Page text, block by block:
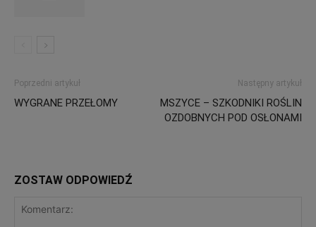
Poprzedni artykuł
WYGRANE PRZEŁOMY
Następny artykuł
MSZYCE – SZKODNIKI ROŚLIN
OZDOBNYCH POD OSŁONAMI
ZOSTAW ODPOWIEDŹ